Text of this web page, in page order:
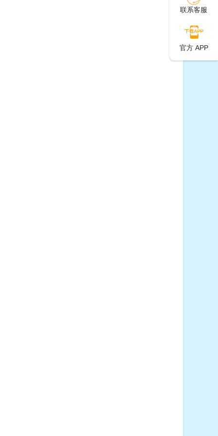
联系客服
官方 APP